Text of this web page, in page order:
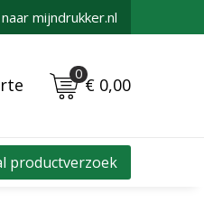
mijndrukker.nl
0
€ 0,00
productverzoek